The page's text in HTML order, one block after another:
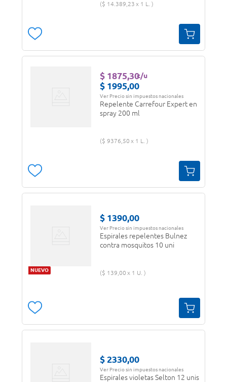
$ 14.389,23 1 L.
$ 1875,30c/u
$ 1995,00
Ver Precio sin impuestos nacionales
Repelente Carrefour Expert en
spray 200 ml
$ 9376,50 1 L.
NUEVO
$ 1390,00
Ver Precio sin impuestos nacionales
Espirales repelentes Bulnez
contra mosquitos 10 uni
$ 139,00 1 U.
$ 2330,00
Ver Precio sin impuestos nacionales
Espirales violetas Selton 12 unis